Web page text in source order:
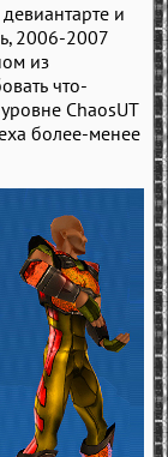
и
2006-2007
из
что-
ChaosUT
более-менее